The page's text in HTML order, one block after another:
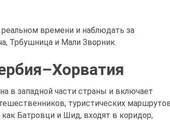
времени и наблюдать за
Трбушница и Мали Зворник.
в западной части страны и включает
туристических
Батровци и Шид, входят в коридор,